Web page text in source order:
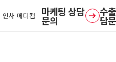
인사 메디컴 문의 담